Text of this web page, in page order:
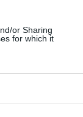
or Sharing
for which it